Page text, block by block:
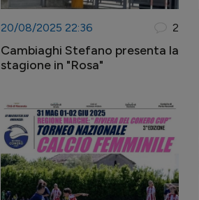
20/08/2025 22:36 2
Cambiaghi Stefano presenta la
stagione in "Rosa"